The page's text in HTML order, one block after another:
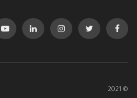
© 2021